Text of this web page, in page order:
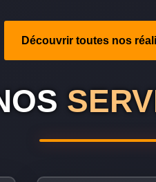
Découvrir toutes nos